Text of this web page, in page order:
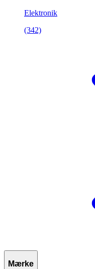
Elektronik
(342)
Mærke